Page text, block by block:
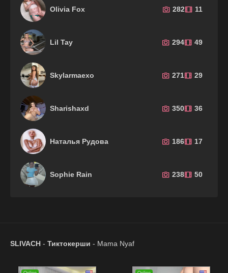
Olivia Fox 282 11
Lil Tay 294 49
Skylarmaexo 271 29
Sharishaxd 350 36
Наталья Рудова 186 17
Sophie Rain 238 50
SLIVACH - Тиктокерши - Mama Nyaf